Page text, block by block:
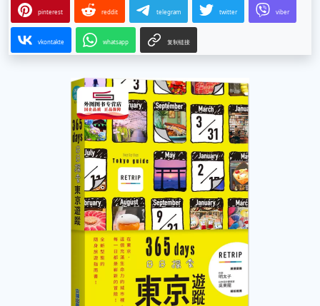
pinterest reddit telegram twitter viber
vkontakte whatsapp 复制链接